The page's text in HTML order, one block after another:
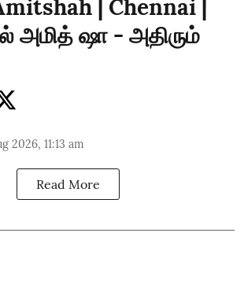
| Chennai |
அமித் ஷா - அதிரும்
2026, 11:13 am
Read More